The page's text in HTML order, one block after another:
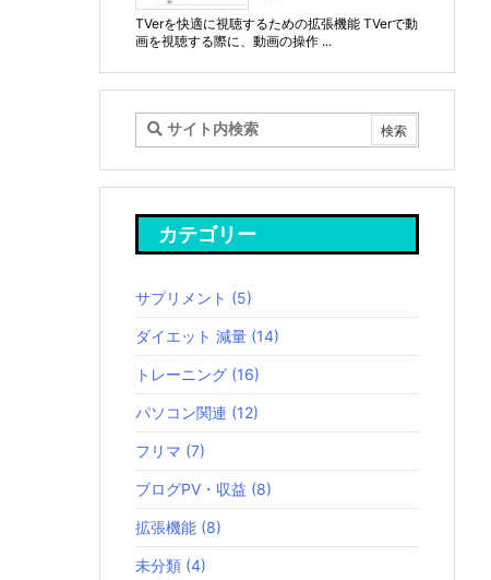
TVerを快適に視聴するための拡張機能 TVerで動
画を視聴する際に、動画の操作 ...
カテゴリー
サプリメント (5)
ダイエット 減量 (14)
トレーニング (16)
パソコン関連 (12)
フリマ (7)
ブログPV・収益 (8)
拡張機能 (8)
未分類 (4)